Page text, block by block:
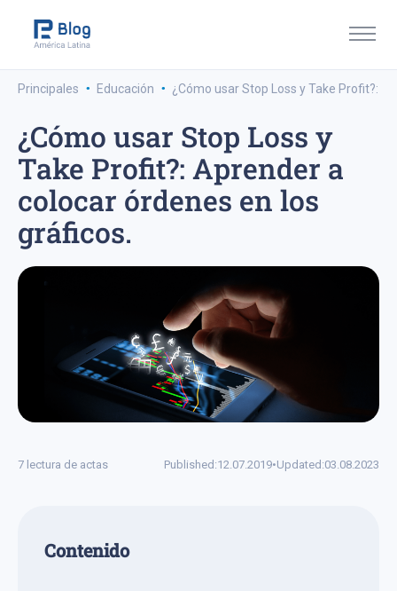
Principales · Educación · ¿Cómo usar Stop Loss y Take Profit?:
¿Cómo usar Stop Loss y
Take Profit?: Aprender a
colocar órdenes en los
gráficos.
7 lectura de actas Published:12.07.2019•Updated:03.08.2023
Сontenido